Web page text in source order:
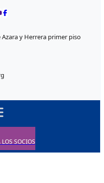
y Herrera primer piso
SOCIOS